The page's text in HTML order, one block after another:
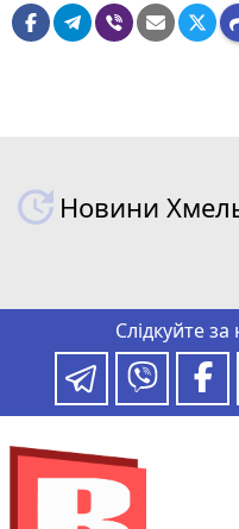
Новини
Слідкуйте